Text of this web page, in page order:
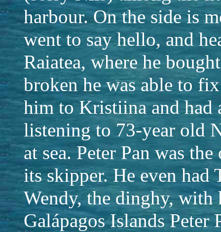
harbour. On the side is
went to say hello, and
Raiatea, where he
broken he was able to
him to Kristiina and had
listening to 73-year old
at sea. Peter Pan was
its skipper. He even had
Wendy, the dinghy, with
Galápagos Islands Peter